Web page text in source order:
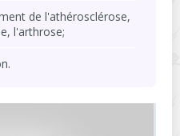
de l'athérosclérose,
l'arthrose;